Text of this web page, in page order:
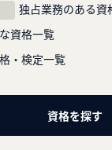
独占業務のある資
資格一覧
・検定一覧